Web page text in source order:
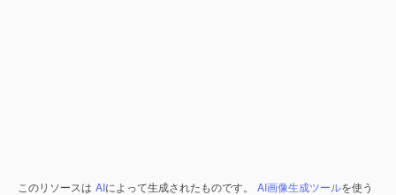
このリソースは AIによって生成されたものです。 AI画像生成ツールを使う